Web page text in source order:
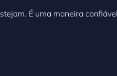
É uma maneira